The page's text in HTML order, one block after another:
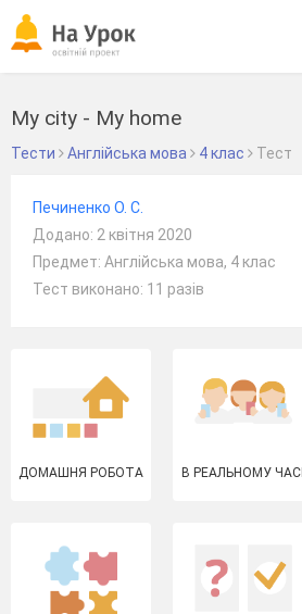
My city - My home
Тести Англійська мова 4 клас Тест
Печиненко О. С.
Додано: 2 квітня 2020
Предмет: Англійська мова, 4 клас
Тест виконано: 11 разів
ДОМАШНЯ РОБОТА В РЕАЛЬНОМУ ЧАСІ